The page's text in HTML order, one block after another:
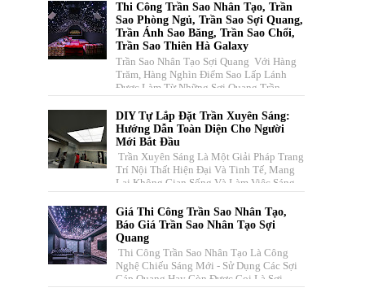
Thi Công Trần Sao Nhân Tạo, Trần
Sao Phòng Ngủ, Trần Sao Sợi Quang,
Trần Ánh Sao Băng, Trần Sao Chổi,
Trần Sao Thiên Hà Galaxy
Trần Sao Nhân Tạo Sợi Quang Với Hàng
Trăm, Hàng Nghìn Điểm Sao Lấp Lánh
Được Làm Từ Những Sợi Quang Trần
Truyền Dẫn Ánh Sáng Nhiều Màu Sắc ...
DIY Tự Lắp Đặt Trần Xuyên Sáng:
Hướng Dẫn Toàn Diện Cho Người
Mới Bắt Đầu
Trần Xuyên Sáng Là Một Giải Pháp Trang
Trí Nội Thất Hiện Đại Và Tinh Tế, Mang
Lại Không Gian Sống Và Làm Việc Sáng
Sủa, Thoáng Đãng, Đồng T...
Giá Thi Công Trần Sao Nhân Tạo,
Báo Giá Trần Sao Nhân Tạo Sợi
Quang
Thi Công Trần Sao Nhân Tạo Là Công
Nghệ Chiếu Sáng Mới - Sử Dụng Các Sợi
Cáp Quang Hay Còn Được Gọi Là Sợi